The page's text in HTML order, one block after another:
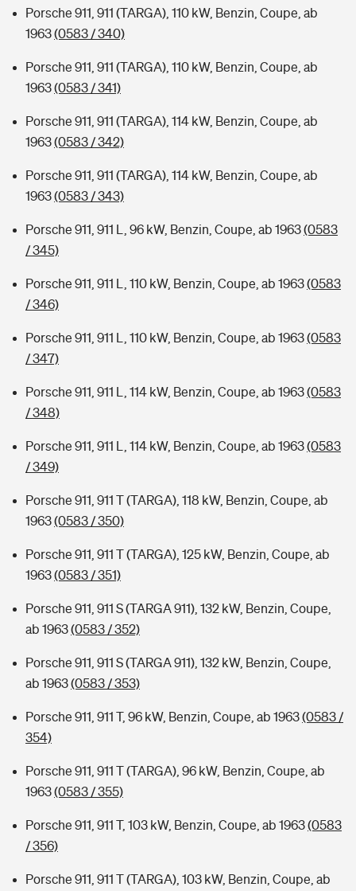
Porsche 911, 911 (TARGA), 110 kW, Benzin, Coupe, ab
1963(0583 / 340)
Porsche 911, 911 (TARGA), 110 kW, Benzin, Coupe, ab
1963(0583 / 341)
Porsche 911, 911 (TARGA), 114 kW, Benzin, Coupe, ab
1963(0583 / 342)
Porsche 911, 911 (TARGA), 114 kW, Benzin, Coupe, ab
1963(0583 / 343)
Porsche 911, 911 L, 96 kW, Benzin, Coupe, ab 1963(0583
/ 345)
Porsche 911, 911 L, 110 kW, Benzin, Coupe, ab 1963(0583
/ 346)
Porsche 911, 911 L, 110 kW, Benzin, Coupe, ab 1963(0583
/ 347)
Porsche 911, 911 L, 114 kW, Benzin, Coupe, ab 1963(0583
/ 348)
Porsche 911, 911 L, 114 kW, Benzin, Coupe, ab 1963(0583
/ 349)
Porsche 911, 911 T (TARGA), 118 kW, Benzin, Coupe, ab
1963(0583 / 350)
Porsche 911, 911 T (TARGA), 125 kW, Benzin, Coupe, ab
1963(0583 / 351)
Porsche 911, 911 S (TARGA 911), 132 kW, Benzin, Coupe,
ab 1963(0583 / 352)
Porsche 911, 911 S (TARGA 911), 132 kW, Benzin, Coupe,
ab 1963(0583 / 353)
Porsche 911, 911 T, 96 kW, Benzin, Coupe, ab 1963(0583 /
354)
Porsche 911, 911 T (TARGA), 96 kW, Benzin, Coupe, ab
1963(0583 / 355)
Porsche 911, 911 T, 103 kW, Benzin, Coupe, ab 1963(0583
/ 356)
Porsche 911, 911 T (TARGA), 103 kW, Benzin, Coupe, ab